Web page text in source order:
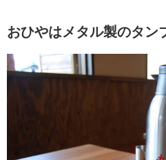
おひやはメタル製のタン